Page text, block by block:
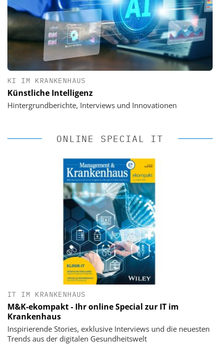
KI IM KRANKENHAUS
Künstliche Intelligenz
Hintergrundberichte, Interviews und Innovationen
ONLINE SPECIAL IT
IT IM KRANKENHAUS
M&K-ekompakt - Ihr online Special zur IT im
Krankenhaus
Inspirierende Stories, exklusive Interviews und die neuesten
Trends aus der digitalen Gesundheitswelt